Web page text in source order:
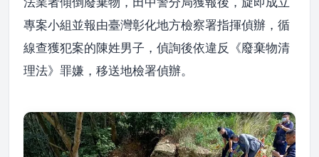
專案小組並報由臺灣彰化地方檢察署指揮偵辦，循
線查獲犯案的陳姓男子，偵詢後依違反《廢棄物清
理法》罪嫌，移送地檢署偵辦。